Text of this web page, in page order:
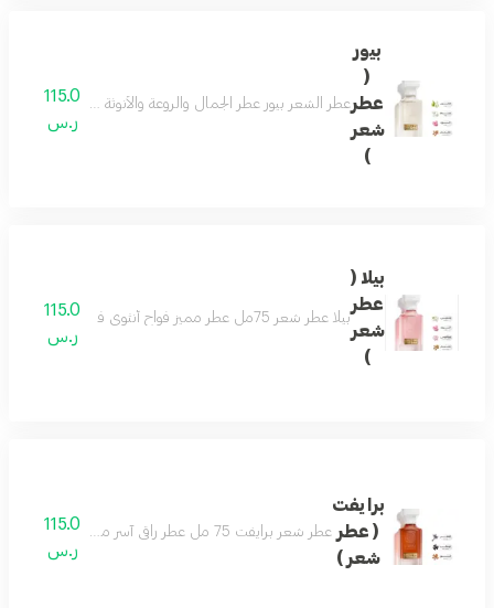
بيور
(
عطر
شعر
)
عطر الشعر بيور عطر الجمال والروعة والأنوثة فواح ورائع
115.0
ر.س
بيلا (
عطر
شعر
)
بيلا عطر شعر 75مل عطر مميز فواح أنثوي فاخر بتكوين رائع من الورد والياسمين يفيض جمال ونعومة مع نفحات من خشب الصندل والتفاح ليضفى لك لطافة وجمال لايضاهى مكونات العطر الورد - الياسمين - زهرة اللوتس - تفاح - خشب الصندل
115.0
ر.س
برايفت
( عطر
شعر )
عطر شعر برايفت 75 مل عطر راقي آسر مفعم بالتميز والتفرّد تفوح منه رائحة الخزامى واللوز لتولد إحساساً بالبهجة والراحة . مع نفحات من رائحة المرّ المفعم بالأحاسيس ورائحة التونكا الفاخرة والمميزة جداً لتضفي مزيداً من السخاء
115.0
ر.س